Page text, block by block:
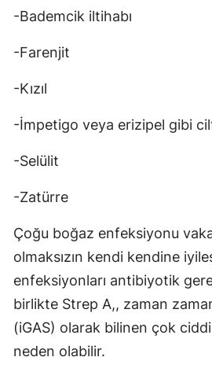
-Bademcik iltihabı
-Farenjit
-Kızıl
-İmpetigo veya erizipel gibi
-Selülit
-Zatürre
Çoğu boğaz enfeksiyonu
olmaksızın kendi kendine
enfeksiyonları antibiyotik
birlikte Strep A,, zaman
(iGAS) olarak bilinen çok
neden olabilir.